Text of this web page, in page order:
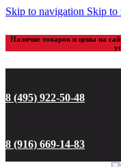
Skip to navigation Skip to
Наличие товаров и цены на
8 (495) 922-50-48
8 (916) 669-14-83